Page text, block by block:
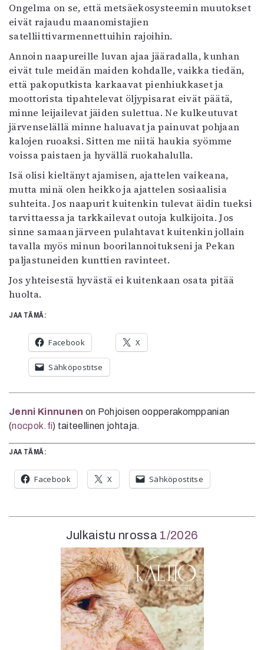
Ongelma on se, että metsäekosysteemin muutokset
eivät rajaudu maanomistajien
satelliittivarmennettuihin rajoihin.
Annoin naapureille luvan ajaa jääradalla, kunhan
eivät tule meidän maiden kohdalle, vaikka tiedän,
että pakoputkista karkaavat pienhiukkaset ja
moottorista tipahtelevat öljypisarat eivät päätä,
minne leijailevat jäiden sulettua. Ne kulkeutuvat
järvenselällä minne haluavat ja painuvat pohjaan
kalojen ruoaksi. Sitten me niitä haukia syömme
voissa paistaen ja hyvällä ruokahalulla.
Isä olisi kieltänyt ajamisen, ajattelen vaikeana,
mutta minä olen heikko ja ajattelen sosiaalisia
suhteita. Jos naapurit kuitenkin tulevat äidin tueksi
tarvittaessa ja tarkkailevat outoja kulkijoita. Jos
sinne samaan järveen pulahtavat kuitenkin jollain
tavalla myös minun boorilannoitukseni ja Pekan
paljastuneiden kunttien ravinteet.
Jos yhteisestä hyvästä ei kuitenkaan osata pitää
huolta.
JAA TÄMÄ:
Facebook X
Sähköpostitse
Jenni Kinnunen on Pohjoisen oopperakomppanian
(nocpok.fi) taiteellinen johtaja.
Julkaistu nrossa 1/2026
JAA TÄMÄ:
Facebook X Sähköpostitse